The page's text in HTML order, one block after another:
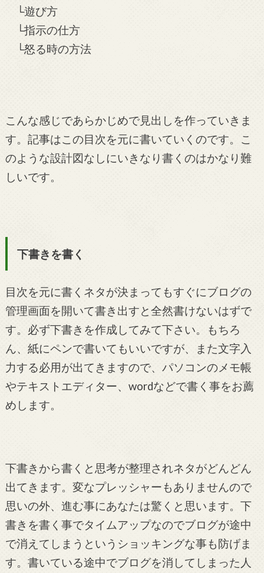
└遊び方
└指示の仕方
└怒る時の方法
こんな感じであらかじめで見出しを作っていきま
す。記事はこの目次を元に書いていくのです。こ
のような設計図なしにいきなり書くのはかなり難
しいです。
下書きを書く
目次を元に書くネタが決まってもすぐにブログの
管理画面を開いて書き出すと全然書けないはずで
す。必ず下書きを作成してみて下さい。もちろ
ん、紙にペンで書いてもいいですが、また文字入
力する必用が出てきますので、パソコンのメモ帳
やテキストエディター、wordなどで書く事をお薦
めします。
下書きから書くと思考が整理されネタがどんどん
出てきます。変なプレッシャーもありませんので
思いの外、進む事にあなたは驚くと思います。下
書きを書く事でタイムアップなのでブログが途中
で消えてしまうというショッキングな事も防げま
す。書いている途中でブログを消してしまった人